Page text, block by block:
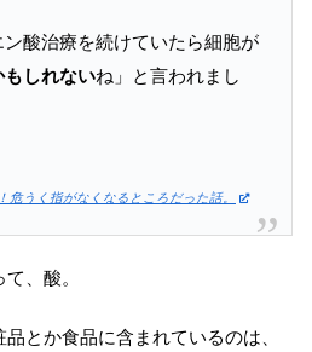
酸治療を続けていたら細胞が
しれないね」と言われまし
危うく指がなくなるところだった話。
、酸。
とか食品に含まれているのは、